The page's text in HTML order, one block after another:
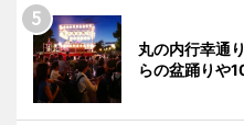
丸の内行幸通
らの盆踊りや